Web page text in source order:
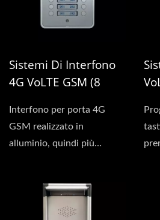
Sistemi Di Interfono
4G VoLTE GSM (8
Interfono per porta 4G
GSM realizzato in
alluminio, quindi più